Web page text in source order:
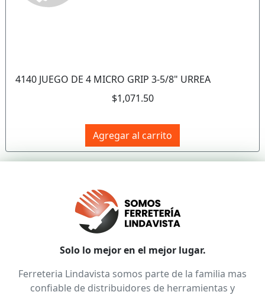
4140 JUEGO DE 4 MICRO GRIP 3-5/8" URREA
$1,071.50
Agregar al carrito
Solo lo mejor en el mejor lugar.
Ferreteria Lindavista somos parte de la familia mas
confiable de distribuidores de herramientas y